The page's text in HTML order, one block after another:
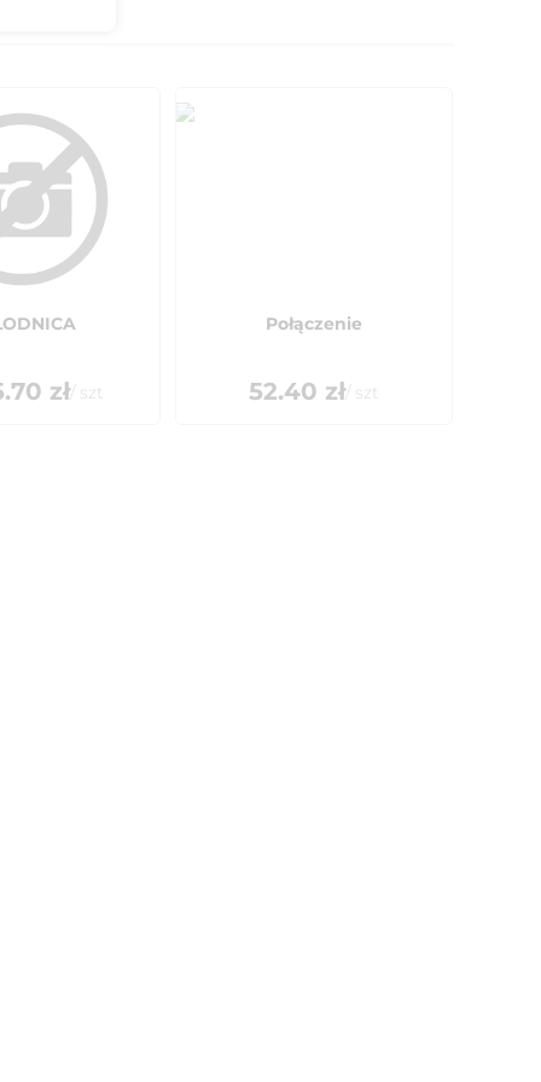
zł/ szt
Połączenie
52.40 zł/ szt